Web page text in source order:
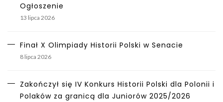
Ogłoszenie
13 lipca 2026
Finał X Olimpiady Historii Polski w Senacie
8 lipca 2026
Zakończył się IV Konkurs Historii Polski dla Polonii i
Polaków za granicą dla Juniorów 2025/2026